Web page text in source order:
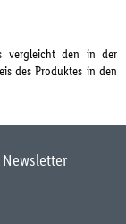
vergleicht den in der
des Produktes in den
Newsletter